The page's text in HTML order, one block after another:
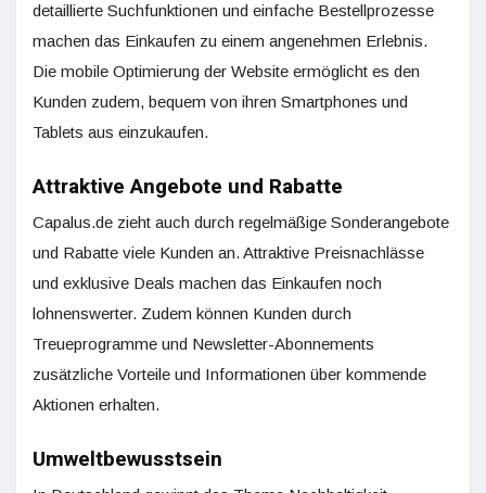
detaillierte Suchfunktionen und einfache Bestellprozesse
machen das Einkaufen zu einem angenehmen Erlebnis.
Die mobile Optimierung der Website ermöglicht es den
Kunden zudem, bequem von ihren Smartphones und
Tablets aus einzukaufen.
Attraktive Angebote und Rabatte
Capalus.de zieht auch durch regelmäßige Sonderangebote
und Rabatte viele Kunden an. Attraktive Preisnachlässe
und exklusive Deals machen das Einkaufen noch
lohnenswerter. Zudem können Kunden durch
Treueprogramme und Newsletter-Abonnements
zusätzliche Vorteile und Informationen über kommende
Aktionen erhalten.
Umweltbewusstsein